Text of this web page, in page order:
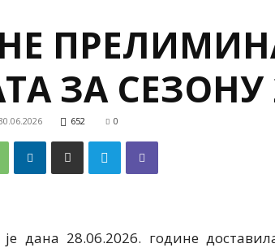
ЗА СЕЗОНУ
652 0
је дана 28.06.2026. године